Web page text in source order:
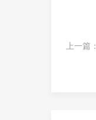
上一篇：